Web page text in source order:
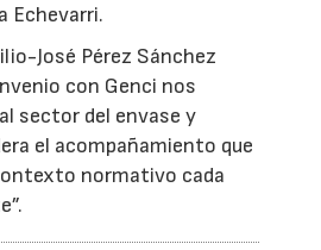
Echevarri.
José Pérez Sánchez
con Genci nos
sector del envase y
el acompañamiento que
normativo cada